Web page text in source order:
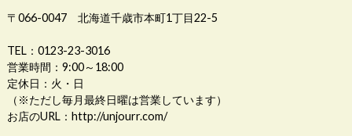
〒066-0047 北海道千歳市本町1丁目22-5
TEL：0123-23-3016
営業時間：9:00～18:00
定休日：火・日
（※ただし毎月最終日曜は営業しています）
お店のURL： http://unjourr.com/